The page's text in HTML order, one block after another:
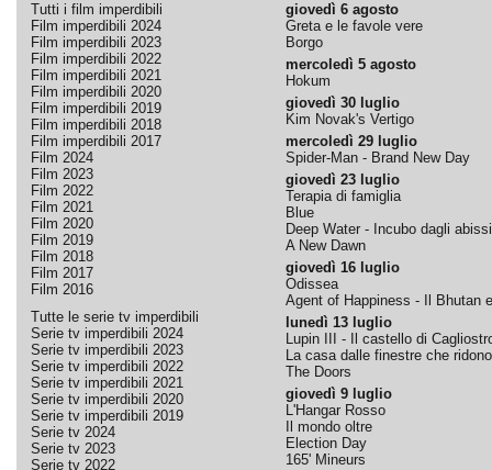
Tutti i film imperdibili
Film imperdibili 2024
Film imperdibili 2023
Film imperdibili 2022
Film imperdibili 2021
Film imperdibili 2020
Film imperdibili 2019
Film imperdibili 2018
Film imperdibili 2017
Film 2024
Film 2023
Film 2022
Film 2021
Film 2020
Film 2019
Film 2018
Film 2017
Film 2016
Tutte le serie tv imperdibili
Serie tv imperdibili 2024
Serie tv imperdibili 2023
Serie tv imperdibili 2022
Serie tv imperdibili 2021
Serie tv imperdibili 2020
Serie tv imperdibili 2019
Serie tv 2024
Serie tv 2023
Serie tv 2022
giovedì 6 agosto
Greta e le favole vere
Borgo
mercoledì 5 agosto
Hokum
giovedì 30 luglio
Kim Novak's Vertigo
mercoledì 29 luglio
Spider-Man - Brand New Day
giovedì 23 luglio
Terapia di famiglia
Blue
Deep Water - Incubo dagli abissi
A New Dawn
giovedì 16 luglio
Odissea
Agent of Happiness - Il Bhutan
lunedì 13 luglio
Lupin III - Il castello di
La casa dalle finestre che ridono
The Doors
giovedì 9 luglio
L'Hangar Rosso
Il mondo oltre
Election Day
165' Mineurs